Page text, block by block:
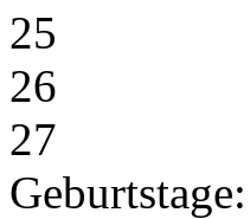
25
26
27
Geburtstage: